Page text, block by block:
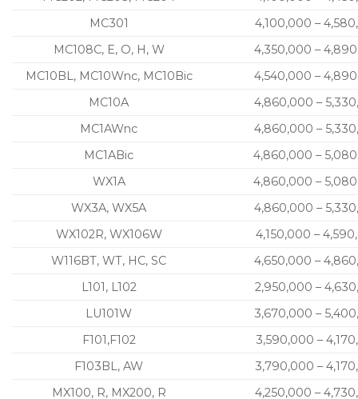
MC301
4,100,000 –
MC108C, E, O, H, W
4,350,000 –
MC10BL, MC10Wnc, MC10Bic
4,540,000 –
MC10A
4,860,000 –
MC1AWnc
4,860,000 –
MC1ABic
4,860,000 –
WX1A
4,860,000 –
WX3A, WX5A
4,860,000 –
WX102R, WX106W
4,150,000 –
W116BT, WT, HC, SC
4,650,000 –
L101, L102
2,950,000 –
LU101W
3,670,000 –
F101,F102
3,590,000 –
F103BL, AW
3,790,000 –
MX100, R, MX200, R
4,250,000 –